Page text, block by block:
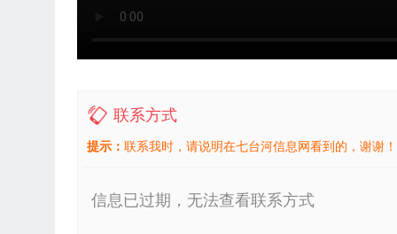
联系方式
提示： 联系我时，请说明在七台河信息网看到的，谢谢！
信息已过期，无法查看联系方式